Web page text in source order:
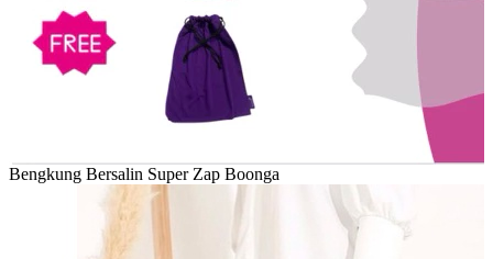
Bengkung Bersalin Super Zap Boonga